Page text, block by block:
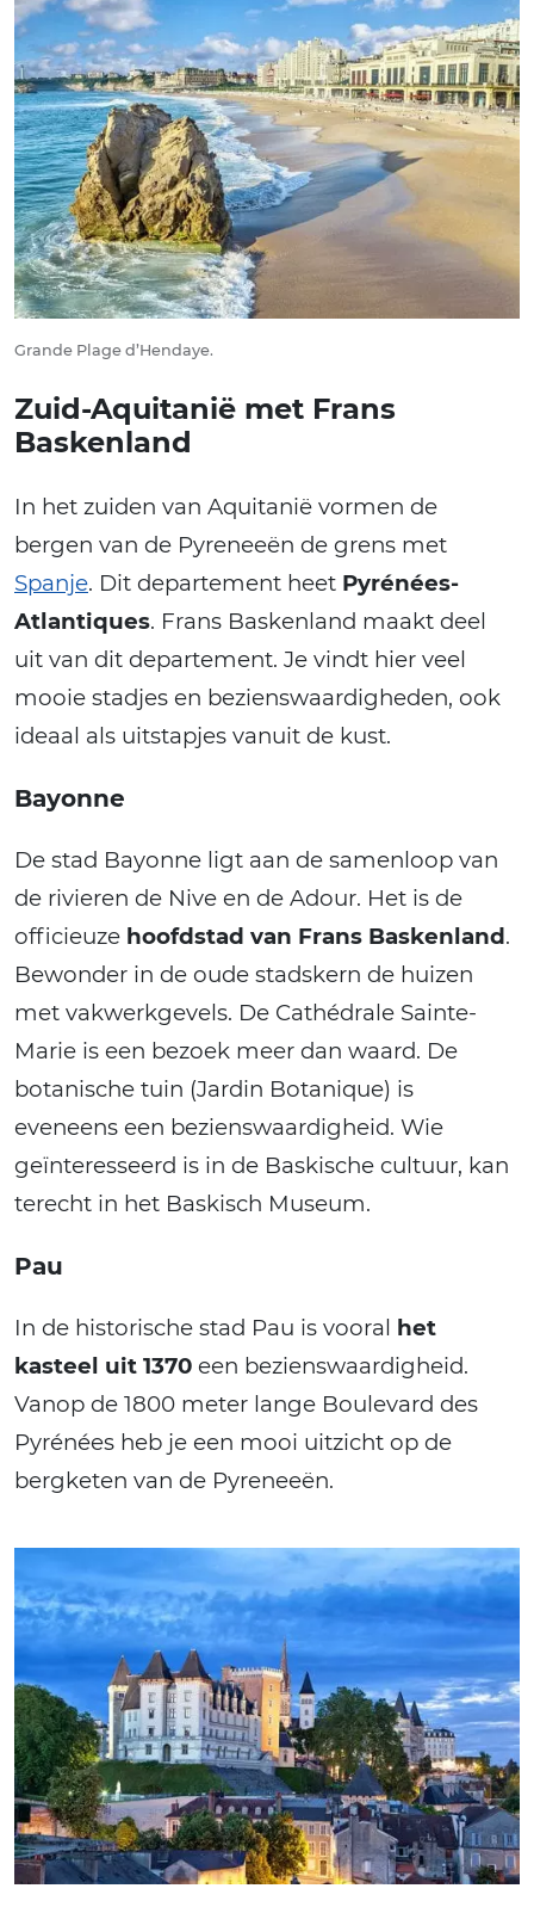
Grande Plage d’Hendaye.
Zuid-Aquitanië met Frans
Baskenland
In het zuiden van Aquitanië vormen de
bergen van de Pyreneeën de grens met
Spanje. Dit departement heet Pyrénées-
Atlantiques. Frans Baskenland maakt deel
uit van dit departement. Je vindt hier veel
mooie stadjes en bezienswaardigheden, ook
ideaal als uitstapjes vanuit de kust.
Bayonne
De stad Bayonne ligt aan de samenloop van
de rivieren de Nive en de Adour. Het is de
officieuze hoofdstad van Frans Baskenland.
Bewonder in de oude stadskern de huizen
met vakwerkgevels. De Cathédrale Sainte-
Marie is een bezoek meer dan waard. De
botanische tuin (Jardin Botanique) is
eveneens een bezienswaardigheid. Wie
geïnteresseerd is in de Baskische cultuur, kan
terecht in het Baskisch Museum.
Pau
In de historische stad Pau is vooral het
kasteel uit 1370 een bezienswaardigheid.
Vanop de 1800 meter lange Boulevard des
Pyrénées heb je een mooi uitzicht op de
bergketen van de Pyreneeën.